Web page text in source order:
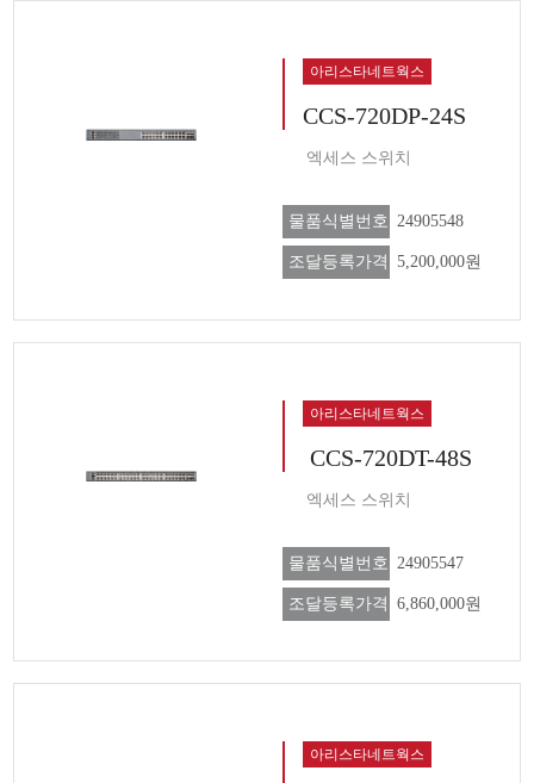
아리스타네트웍스
CCS-720DP-24S
엑세스 스위치
물품식별번호 24905548
조달등록가격 5,200,000원
아리스타네트웍스
CCS-720DT-48S
엑세스 스위치
물품식별번호 24905547
조달등록가격 6,860,000원
아리스타네트웍스